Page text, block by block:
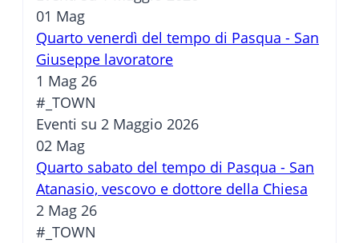
01 Mag
Quarto venerdì del tempo di Pasqua - San
Giuseppe lavoratore
1 Mag 26
#_TOWN
Eventi su 2 Maggio 2026
02 Mag
Quarto sabato del tempo di Pasqua - San
Atanasio, vescovo e dottore della Chiesa
2 Mag 26
#_TOWN